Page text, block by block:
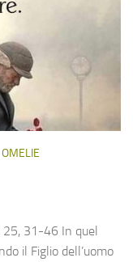
OMELIE
25, 31-46 In quel
il Figlio dell’uomo